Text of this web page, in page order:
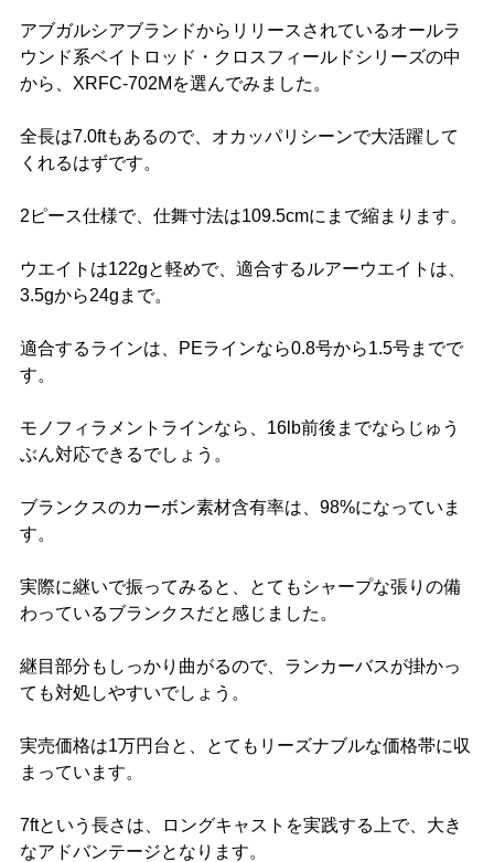
アブガルシアブランドからリリースされているオールラ
ウンド系ベイトロッド・クロスフィールドシリーズの中
から、XRFC-702Mを選んでみました。
全長は7.0ftもあるので、オカッパリシーンで大活躍して
くれるはずです。
2ピース仕様で、仕舞寸法は109.5cmにまで縮まります。
ウエイトは122gと軽めで、適合するルアーウエイトは、
3.5gから24gまで。
適合するラインは、PEラインなら0.8号から1.5号までで
す。
モノフィラメントラインなら、16lb前後までならじゅう
ぶん対応できるでしょう。
ブランクスのカーボン素材含有率は、98%になっていま
す。
実際に継いで振ってみると、とてもシャープな張りの備
わっているブランクスだと感じました。
継目部分もしっかり曲がるので、ランカーバスが掛かっ
ても対処しやすいでしょう。
実売価格は1万円台と、とてもリーズナブルな価格帯に収
まっています。
7ftという長さは、ロングキャストを実践する上で、大き
なアドバンテージとなります。